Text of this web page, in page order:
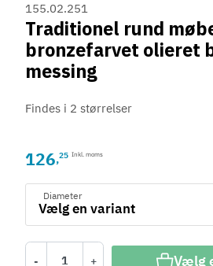
155.02.251
Traditionel rund
bronzefarvet olieret
messing
Findes i 2 størrelser
126,25 Inkl. moms
Diameter
- + Vælg